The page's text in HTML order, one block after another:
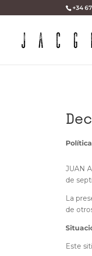
+34
JUAN
de
La
de
Este